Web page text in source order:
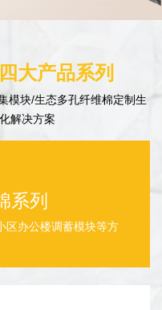
大产品系列
模块/生态多孔纤维棉定制生
解决方案
系列
区办公楼调蓄模块等方